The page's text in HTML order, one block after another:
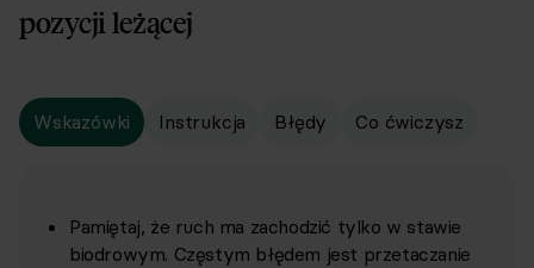
pozycji leżącej
Wskazówki Instrukcja Błędy Co ćwiczysz
Pamiętaj, że ruch ma zachodzić tylko w stawie
biodrowym. Częstym błędem jest przetaczanie